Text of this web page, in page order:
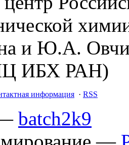
и Ю.А.
ИБХ РАН)
информация · RSS
batch2k9